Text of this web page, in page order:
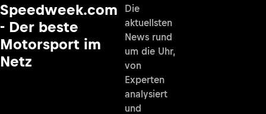
Speedweek.com
- Der beste
Motorsport im
Netz
Die
aktuellsten
News rund
um die Uhr,
von
Experten
analysiert
und